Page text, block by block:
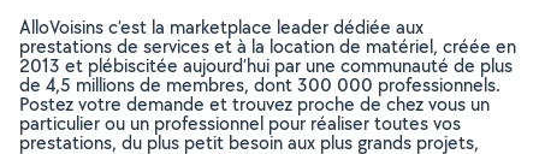
AlloVoisins c’est la marketplace leader dédiée aux
prestations de services et à la location de matériel, créée en
2013 et plébiscitée aujourd’hui par une communauté de plus
de 4,5 millions de membres, dont 300 000 professionnels.
Postez votre demande et trouvez proche de chez vous un
particulier ou un professionnel pour réaliser toutes vos
prestations, du plus petit besoin aux plus grands projets,